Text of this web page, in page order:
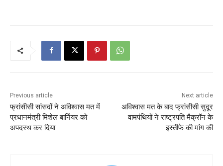
Previous article
फ्रांसीसी सांसदों ने अविश्वास मत में
प्रधानमंत्री मिशेल बार्नियर को
अपदस्थ कर दिया
Next article
अविश्वास मत के बाद फ्रांसीसी सुदूर
वामपंथियों ने राष्ट्रपति मैक्रॉन के
इस्तीफे की मांग की